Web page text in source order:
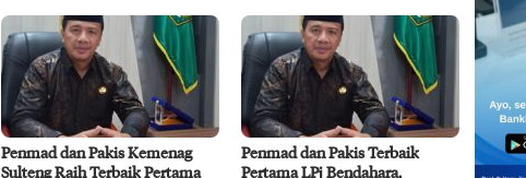
Penmad dan Pakis Kemenag
Sulteng Raih Terbaik Pertama
Penmad dan Pakis Terbaik
Pertama LPj Bendahara,